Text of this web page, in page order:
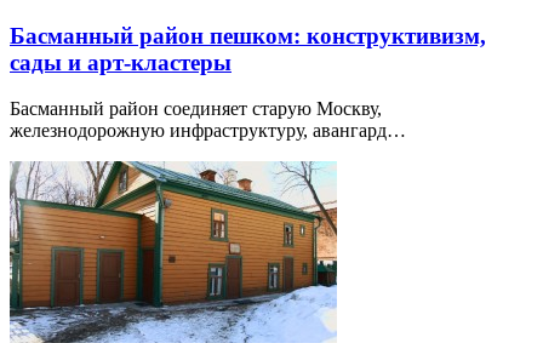
Басманный район пешком: конструктивизм,
сады и арт-кластеры
Басманный район соединяет старую Москву,
железнодорожную инфраструктуру, авангард…